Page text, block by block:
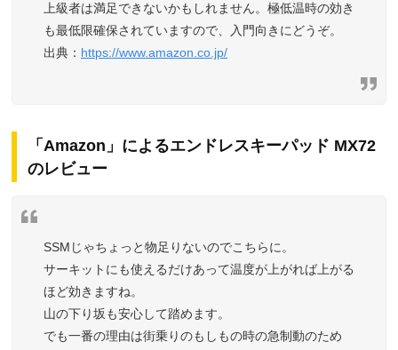
上級者は満足できないかもしれません。極低温時の効き
も最低限確保されていますので、入門向きにどうぞ。
https://www.amazon.co.jp/
「Amazon」によるエンドレスキーパッド MX72
のレビュー
SSMじゃちょっと物足りないのでこちらに。
サーキットにも使えるだけあって温度が上がれば上がる
ほど効きますね。
山の下り坂も安心して踏めます。
でも一番の理由は街乗りのもしもの時の急制動のため